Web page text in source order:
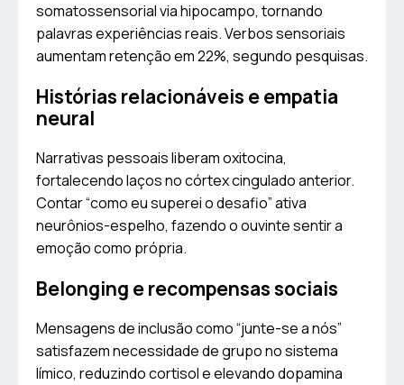
somatossensorial via hipocampo, tornando
palavras experiências reais. Verbos sensoriais
aumentam retenção em 22%, segundo pesquisas.
Histórias relacionáveis e empatia
neural
Narrativas pessoais liberam oxitocina,
fortalecendo laços no córtex cingulado anterior.
Contar “como eu superei o desafio” ativa
neurônios-espelho, fazendo o ouvinte sentir a
emoção como própria.
Belonging e recompensas sociais
Mensagens de inclusão como “junte-se a nós”
satisfazem necessidade de grupo no sistema
límico, reduzindo cortisol e elevando dopamina